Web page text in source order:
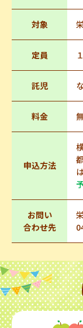
対象
定員
託児
料金
申込方法
お問い
合わせ先